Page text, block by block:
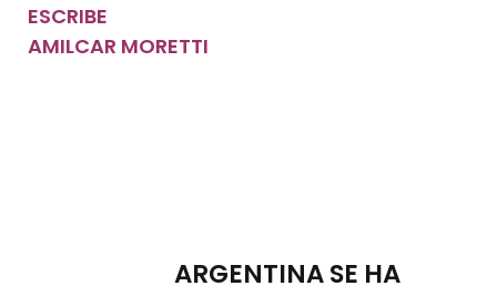
ESCRIBE
AMILCAR MORETTI
ARGENTINA SE HA